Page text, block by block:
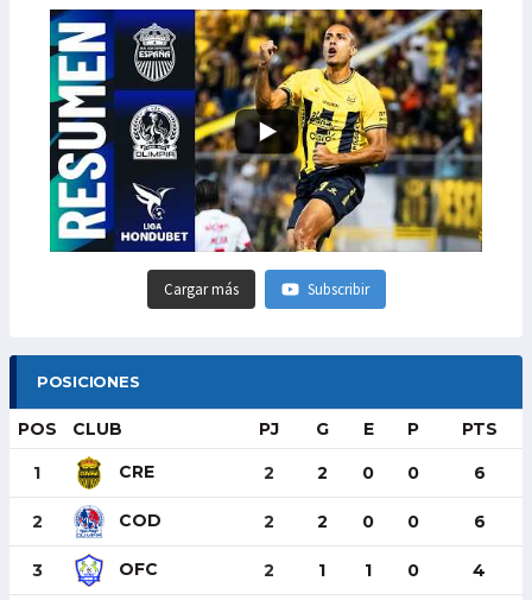
Cargar más Subscribir
POSICIONES
POS CLUB PJ G E P PTS
1 CRE 2 2 0 0 6
2 COD 2 2 0 0 6
3 OFC 2 1 1 0 4